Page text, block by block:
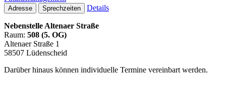
Adresse Sprechzeiten Details
Nebenstelle Altenaer Straße
Raum: 508 (5. OG)
Altenaer Straße 1
58507 Lüdenscheid
Darüber hinaus können individuelle Termine vereinbart werden.